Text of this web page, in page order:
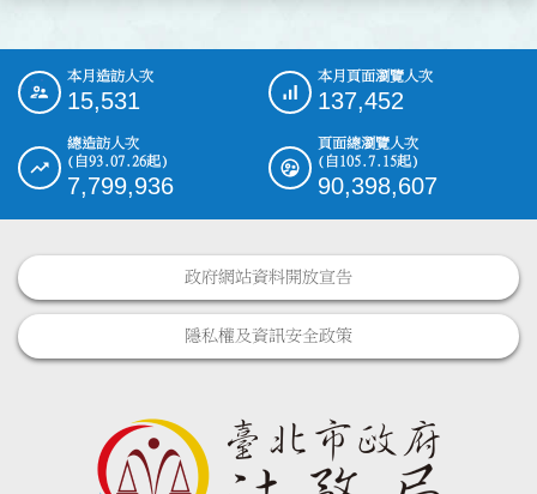
::: 本月造訪人次
15,531
本月頁面瀏覽人次
137,452
總造訪人次
(自93.07.26起)
7,799,936
頁面總瀏覽人次
(自105.7.15起)
90,398,607
政府網站資料開放宣告
隱私權及資訊安全政策